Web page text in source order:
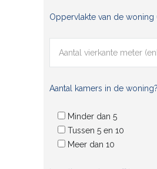
Oppervlakte van de woning
Aantal kamers in de
Minder dan 5
Tussen 5 en 10
Meer dan 10